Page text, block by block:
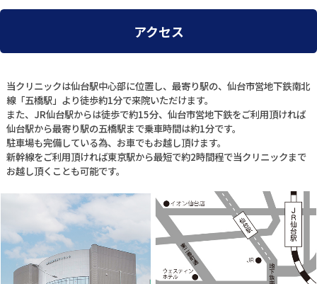
アクセス
当クリニックは仙台駅中心部に位置し、最寄り駅の、仙台市営地下鉄南北
線「五橋駅」より徒歩約1分で来院いただけます。
また、JR仙台駅からは徒歩で約15分、仙台市営地下鉄をご利用頂ければ
仙台駅から最寄り駅の五橋駅まで乗車時間は約1分です。
駐車場も完備している為、お車でもお越し頂けます。
新幹線をご利用頂ければ東京駅から最短で約2時間程で当クリニックまで
お越し頂くことも可能です。